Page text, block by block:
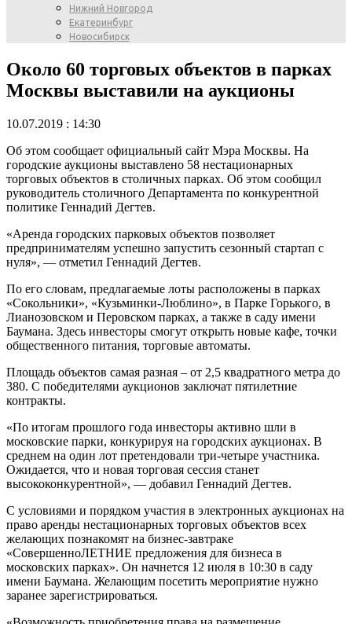
Нижний Новгород
Екатеринбург
Новосибирск
Около 60 торговых объектов в парках
Москвы выставили на аукционы
10.07.2019 : 14:30
Об этом сообщает официальный сайт Мэра Москвы. На
городские аукционы выставлено 58 нестационарных
торговых объектов в столичных парках. Об этом сообщил
руководитель столичного Департамента по конкурентной
политике Геннадий Дегтев.
«Аренда городских парковых объектов позволяет
предпринимателям успешно запустить сезонный стартап с
нуля», — отметил Геннадий Дегтев.
По его словам, предлагаемые лоты расположены в парках
«Сокольники», «Кузьминки-Люблино», в Парке Горького, в
Лианозовском и Перовском парках, а также в саду имени
Баумана. Здесь инвесторы смогут открыть новые кафе, точки
общественного питания, торговые автоматы.
Площадь объектов самая разная – от 2,5 квадратного метра до
380. С победителями аукционов заключат пятилетние
контракты.
«По итогам прошлого года инвесторы активно шли в
московские парки, конкурируя на городских аукционах. В
среднем на один лот претендовали три-четыре участника.
Ожидается, что и новая торговая сессия станет
высококонкурентной», — добавил Геннадий Дегтев.
С условиями и порядком участия в электронных аукционах на
право аренды нестационарных торговых объектов всех
желающих познакомят на бизнес-завтраке
«СовершенноЛЕТНИЕ предложения для бизнеса в
московских парках». Он начнется 12 июля в 10:30 в саду
имени Баумана. Желающим посетить мероприятие нужно
заранее зарегистрироваться.